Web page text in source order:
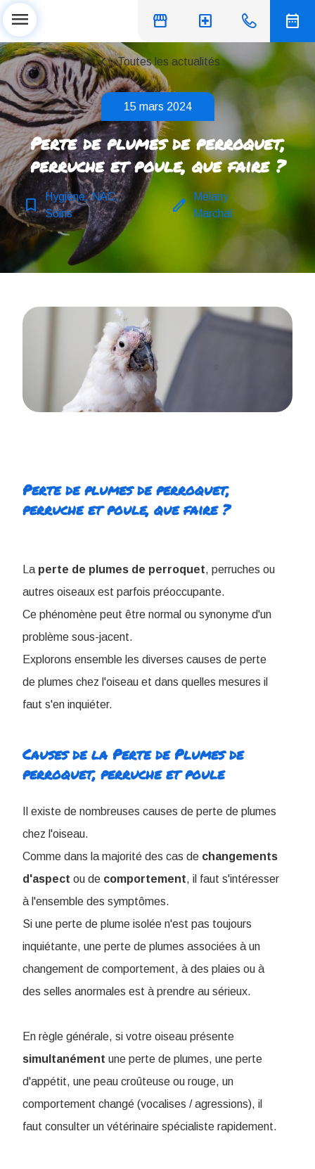
storefront local_hospital date_range
menu
chevron_left Toutes les actualités
15 mars 2024
Perte de plumes de perroquet,
perruche et poule, que faire ?
bookmark_border
Hygiène, NAC,
Soins
edit
Mélany
Marchal
Perte de plumes de perroquet,
perruche et poule, que faire ?
La perte de plumes de perroquet, perruches ou
autres oiseaux est parfois préoccupante.
Ce phénomène peut être normal ou synonyme d'un
problème sous-jacent.
Explorons ensemble les diverses causes de perte
de plumes chez l'oiseau et dans quelles mesures il
faut s'en inquiéter.
Causes de la Perte de Plumes de
perroquet, perruche et poule
Il existe de nombreuses causes de perte de plumes
chez l'oiseau.
Comme dans la majorité des cas de changements
d'aspect ou de comportement, il faut s'intéresser
à l'ensemble des symptômes.
Si une perte de plume isolée n'est pas toujours
inquiétante, une perte de plumes associées à un
changement de comportement, à des plaies ou à
des selles anormales est à prendre au sérieux.
En règle générale, si votre oiseau présente
simultanément une perte de plumes, une perte
d'appétit, une peau croûteuse ou rouge, un
comportement changé (vocalises / agressions), il
faut consulter un vétérinaire spécialiste rapidement.